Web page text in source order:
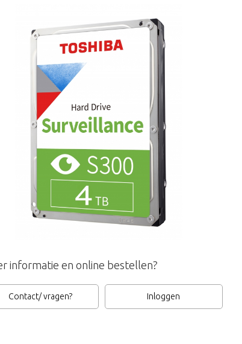
informatie en online bestellen?
Contact/ vragen? Inloggen